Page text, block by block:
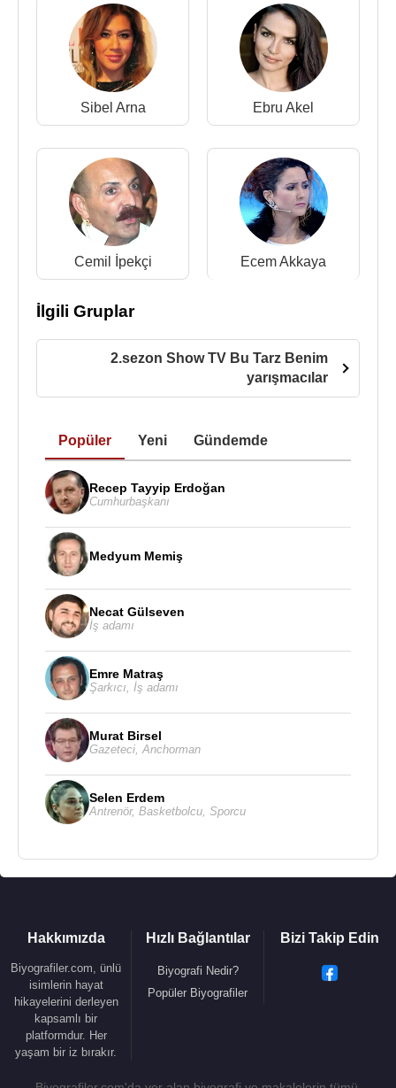
Sibel Arna Ebru Akel
Cemil İpekçi Ecem Akkaya
İlgili Gruplar
2.sezon Show TV Bu Tarz Benim
yarışmacılar
Popüler Yeni Gündemde
Recep Tayyip Erdoğan
Cumhurbaşkanı
Medyum Memiş
Necat Gülseven
İş adamı
Emre Matraş
Şarkıcı İş adamı
Murat Birsel
Gazeteci Anchorman
Selen Erdem
Antrenör, Basketbolcu Sporcu
Hakkımızda
Biyografiler.com, ünlü
isimlerin hayat
hikayelerini derleyen
kapsamlı bir
platformdur. Her
yaşam bir iz bırakır.
Hızlı Bağlantılar
Biyografi Nedir?
Popüler Biyografiler
Bizi Takip Edin